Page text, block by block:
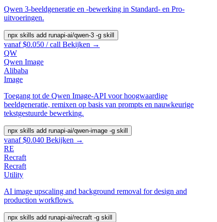
Qwen 3-beeldgeneratie en -bewerking in Standard- en Pro-
uitvoeringen.
npx skills add runapi-ai/qwen-3 -g skill
vanaf $0.050 / call Bekijken →
QW
Qwen Image
Alibaba
Image
Toegang tot de Qwen Image-API voor hoogwaardige
beeldgeneratie, remixen op basis van prompts en nauwkeurige
tekstgestuurde bewerking.
npx skills add runapi-ai/qwen-image -g skill
vanaf $0.040 Bekijken →
RE
Recraft
Recraft
Utility
AI image upscaling and background removal for design and
production workflows.
npx skills add runapi-ai/recraft -g skill